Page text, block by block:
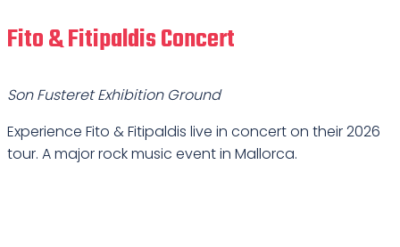
Fito & Fitipaldis Concert
Son Fusteret Exhibition Ground
Experience Fito & Fitipaldis live in concert on their 2026
tour. A major rock music event in Mallorca.